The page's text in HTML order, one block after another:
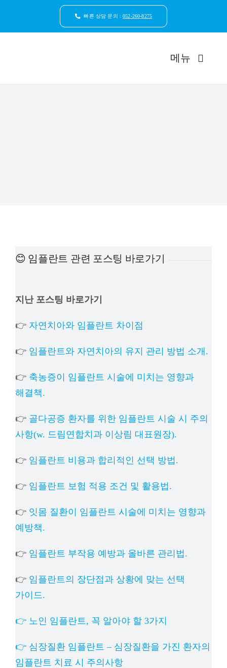
빠른 상담 문의 :052-260-8275
메뉴
😊 임플란트 관련 포스팅 바로가기
지난 포스팅 바로가기
👉 자연치아와 임플란트 차이점
👉 임플란트와 자연치아의 유지 관리 방법 소개.
👉 축농증이 임플란트 시술에 미치는 영향과
해결책.
👉 골다공증 환자를 위한 임플란트 시술 시 주의
사항(w. 드림연합치과 이상림 대표원장).
👉 임플란트 비용과 합리적인 선택 방법.
👉 임플란트 보험 적용 조건 및 활용법.
👉 잇몸 질환이 임플란트 시술에 미치는 영향과
예방책.
👉 임플란트 부작용 예방과 올바른 관리법.
👉 임플란트의 장단점과 상황에 맞는 선택
가이드.
👉 노인 임플란트, 꼭 알아야 할 3가지
👉 심장질환 임플란트 – 심장질환을 가진 환자의
임플란트 치료 시 주의사항